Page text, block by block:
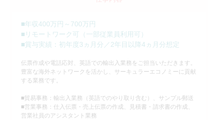
■年収400万円～700万円
■リモートワーク可（一部従業員利用可）
■賞与実績：初年度3ヵ月分／2年目以降4ヵ月分想定
伝票作成や電話応対、英語での輸出入業務をご担当いただきます。
豊富な海外ネットワークを活かし、サーキュラーエコノミーに貢献
する業務です。
■貿易事務：輸出入業務（英語でのやり取り含む）、サンプル郵送
■営業事務：仕入伝票・売上伝票の作成、見積書・請求書の作成、
営業社員のアシスタント業務